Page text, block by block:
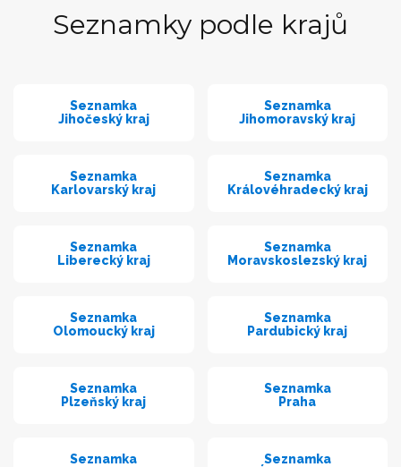
Seznamky podle krajů
Seznamka
Jihočeský kraj
Seznamka
Jihomoravský kraj
Seznamka
Karlovarský kraj
Seznamka
Královéhradecký kraj
Seznamka
Liberecký kraj
Seznamka
Moravskoslezský kraj
Seznamka
Olomoucký kraj
Seznamka
Pardubický kraj
Seznamka
Plzeňský kraj
Seznamka
Praha
Seznamka
Seznamka